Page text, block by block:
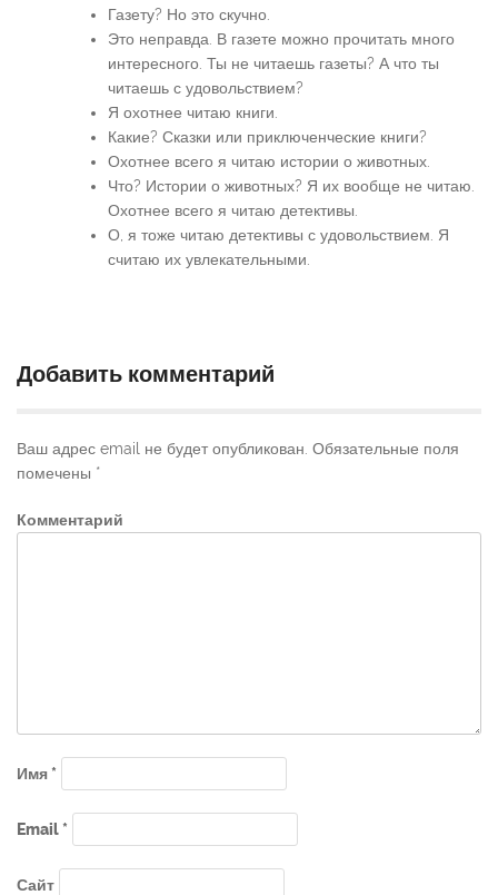
Газету? Но это скучно.
Это неправда. В газете можно прочитать много
интересного. Ты не читаешь газеты? А что ты
читаешь с удовольствием?
Я охотнее читаю книги.
Какие? Сказки или приключенческие книги?
Охотнее всего я читаю истории о животных.
Что? Истории о животных? Я их вообще не читаю.
Охотнее всего я читаю детективы.
О, я тоже читаю детективы с удовольствием. Я
считаю их увлекательными.
Добавить комментарий
Ваш адрес email не будет опубликован. Обязательные поля
помечены *
Комментарий
Имя*
Email*
Сайт